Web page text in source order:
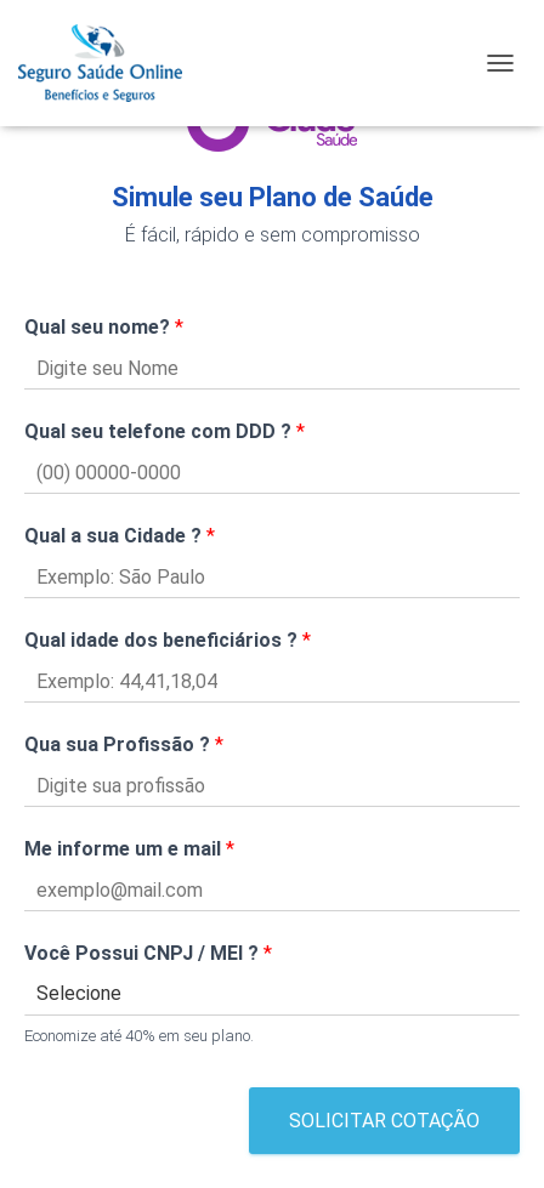
Simule seu Plano de Saúde
É fácil, rápido e sem compromisso
Qual seu nome? *
Qual seu telefone com DDD ? *
Qual a sua Cidade ? *
Qual idade dos beneficiários ? *
Qua sua Profissão ? *
Me informe um e mail *
Você Possui CNPJ / MEI ? *
Economize até 40% em seu plano.
SOLICITAR COTAÇÃO